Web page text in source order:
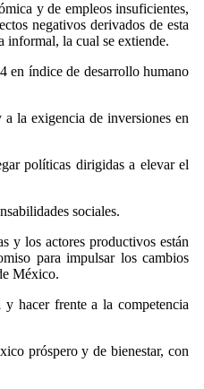
y de empleos insuficientes,
negativos derivados de esta
informal, la cual se extiende.
en índice de desarrollo humano
la exigencia de inversiones en
políticas dirigidas a elevar el
sociales.
y los actores productivos están
para impulsar los cambios
México.
hacer frente a la competencia
próspero y de bienestar, con